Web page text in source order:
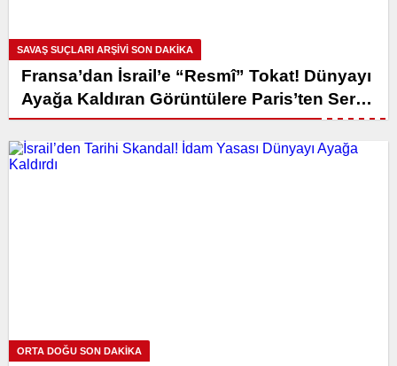
SAVAŞ SUÇLARI ARŞIVI SON DAKİKA
Fransa’dan İsrail’e “Resmî” Tokat! Dünyayı
Ayağa Kaldıran Görüntülere Paris’ten Sert
Kınama!
ORTA DOĞU SON DAKİKA